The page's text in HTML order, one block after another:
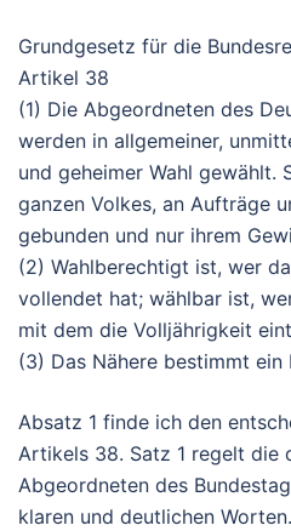
Grundgesetz für die
Artikel 38
(1) Die Abgeordneten des
werden in allgemeiner,
und geheimer Wahl gewählt.
ganzen Volkes, an Aufträge
gebunden und nur ihrem
(2) Wahlberechtigt ist, wer
vollendet hat; wählbar ist,
mit dem die Volljährigkeit
(3) Das Nähere bestimmt ein
Absatz 1 finde ich den
Artikels 38. Satz 1 regelt die
Abgeordneten des
klaren und deutlichen